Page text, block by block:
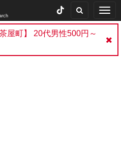
屋町】 20代男性500円～